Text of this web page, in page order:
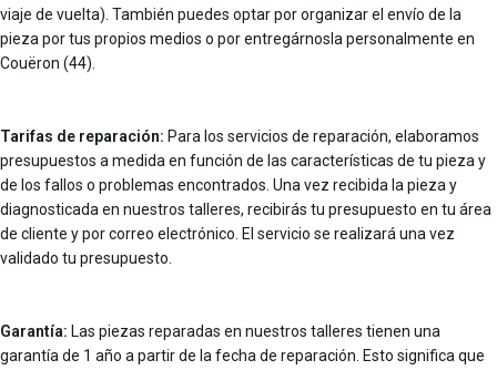
viaje de vuelta). También puedes optar por organizar el envío de la
pieza por tus propios medios o por entregárnosla personalmente en
Couëron (44).
Tarifas de reparación: Para los servicios de reparación, elaboramos
presupuestos a medida en función de las características de tu pieza y
de los fallos o problemas encontrados. Una vez recibida la pieza y
diagnosticada en nuestros talleres, recibirás tu presupuesto en tu área
de cliente y por correo electrónico. El servicio se realizará una vez
validado tu presupuesto.
Garantía: Las piezas reparadas en nuestros talleres tienen una
garantía de 1 año a partir de la fecha de reparación. Esto significa que